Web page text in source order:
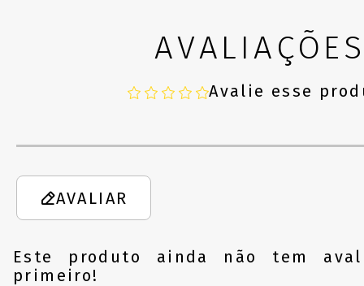
Avalie esse
AVALIAR
Este produto ainda não tem
primeiro!